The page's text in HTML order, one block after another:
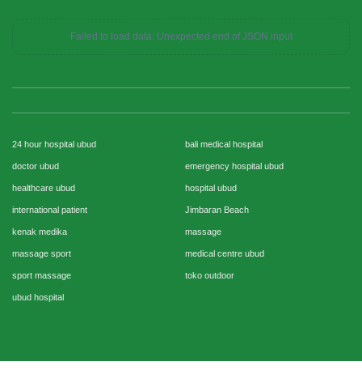
Failed to load data: Unexpected end of JSON input
24 hour hospital ubud bali medical hospital
doctor ubud emergency hospital ubud
healthcare ubud hospital ubud
international patient Jimbaran Beach
kenak medika massage
massage sport medical centre ubud
sport massage toko outdoor
ubud hospital